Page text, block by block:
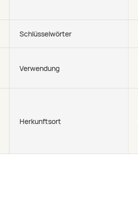
Schlüsselwörter
Verwendung
Herkunftsort